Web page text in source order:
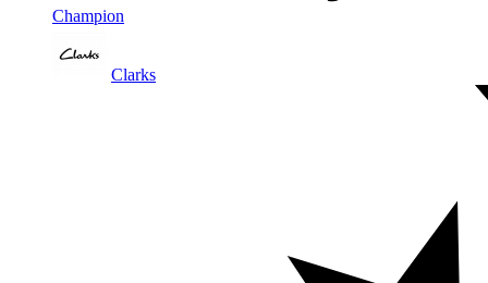
Champion
Clarks